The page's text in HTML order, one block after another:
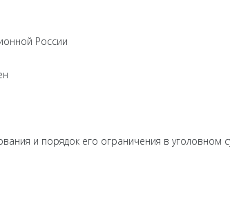
России
и порядок его ограничения в уголовном